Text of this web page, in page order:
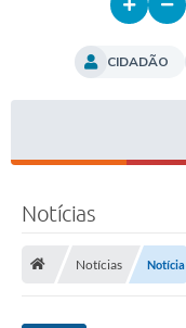
CIDADÃO
Notícias
Notícias Notícia